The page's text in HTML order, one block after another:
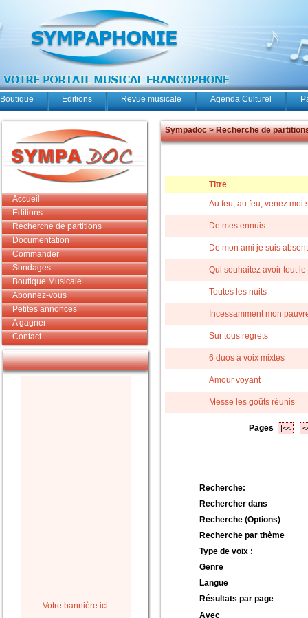
Boutique Editions Revue musicale Agenda Culturel
Accueil
Editions
Recherche de partitions
Documentation
Commander
Sondages
Boutique Musicale
Abonnez-vous
Petites annonces
A gagner
Contact
Votre bannière ici
Sympadoc > Recherche de
Titre
Au feu, au feu, venez moi
De mes ennuis
De mon ami je suis
Qui souhaitez avoir tout
Toutes les nuits
Incessamment mon
Sur tous regrets
6 duos à voix mixtes
Amour voyant
Messe les goûts réunis
Pages |<<
Recherche:
Rechercher dans
Recherche (Options)
Recherche par thème
Type de voix :
Genre
Langue
Résultats par page
Avec